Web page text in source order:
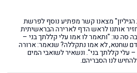
הגיליון" מצאנו קשר מפתיע נוסף לפרשת
אותנו לראש הדף לארירה הבראשיתית
סה טו: "ותאמר לו אמו עלי קללתך בני –
שחטא, לא אמו נתקללה? שנאמר: ארורה
קללתך בני". ונשאיר לשואבי המים
לנו הסבריהם.